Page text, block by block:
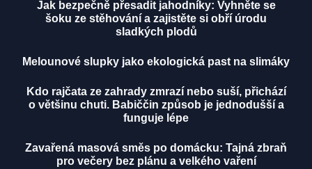
Jak bezpečně přesadit jahodníky: Vyhněte se
šoku ze stěhování a zajistěte si obří úrodu
sladkých plodů
Melounové slupky jako ekologická past na slimáky
Kdo rajčata ze zahrady zmrazí nebo suší, přichází
o většinu chuti. Babiččin způsob je jednodušší a
funguje lépe
Zavařená masová směs po domácku: Tajná zbraň
pro večery bez plánu a velkého vaření